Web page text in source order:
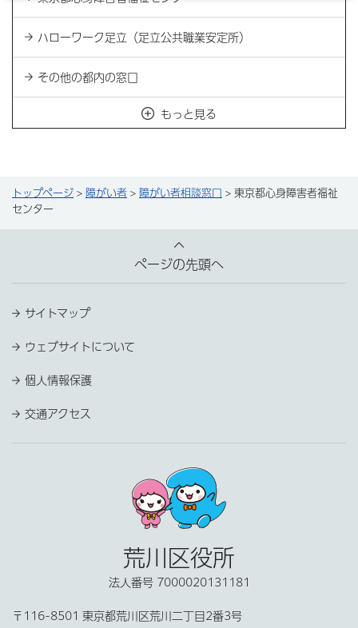
ハローワーク足立（足立公共職業安定所）
その他の都内の窓口
もっと見る
トップページ > 障がい者 > 障がい者相談窓口
> 東京都心身障害者福祉
センター
ページの先頭へ
サイトマップ
ウェブサイトについて
個人情報保護
交通アクセス
荒川区役所
法人番号 7000020131181
〒116-8501 東京都荒川区荒川二丁目2番3号